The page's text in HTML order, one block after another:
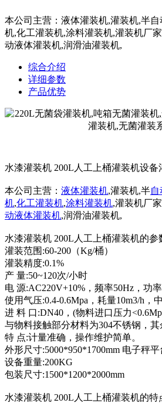
本公司主营：液体灌装机,灌装机,半
机,化工灌装机,涂料灌装机,灌装机厂
动液体灌装机,润滑油灌装机,
综合介绍
详细参数
产品优势
水漆灌装机 200L人工上桶灌装机设备
本公司主营： 液体灌装机,灌装机,半
机,化工灌装机,涂料灌装机,灌装机厂
动液体灌装机,润滑油灌装机,
水漆灌装机 200L人工上桶灌装机的参
灌装范围:60-200（Kg/桶）
灌装精度:0.1%
产 量:50~120次/小时
电 源:AC220V+10%，频率50Hz，功
使用气压:0.4-0.6Mpa，耗量10m3/h，
进 料 口:DN40，(物料进口压力
与物料接触部分材料为304不锈钢，
特 点:计量准确，操作维护简单。
外形尺寸:5000*950*1700mm 电子秤平
设备重量:200KG
包装尺寸:1500*1200*2000mm
水漆灌装机 200L人工上桶灌装机的特